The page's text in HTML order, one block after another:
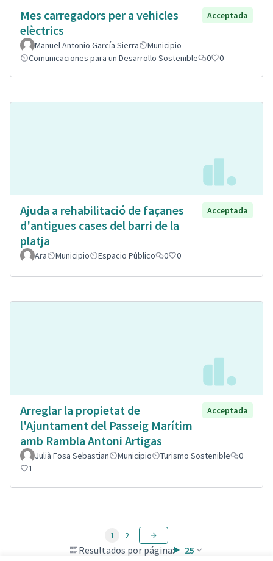
Mes carregadors per a vehicles
elèctrics
Acceptada
Manuel Antonio García Sierra
Municipio
Comunicaciones para un Desarrollo Sostenible
0 0
Ajuda a rehabilitació de façanes
d'antigues cases del barri de la
platja
Acceptada
Ara Municipio Espacio Público 0 0
Arreglar la propietat de
l'Ajuntament del Passeig Marítim
amb Rambla Antoni Artigas
Acceptada
Julià Fosa Sebastian Municipio Turismo Sostenible
0
1
Resultados por página: 25
1 2